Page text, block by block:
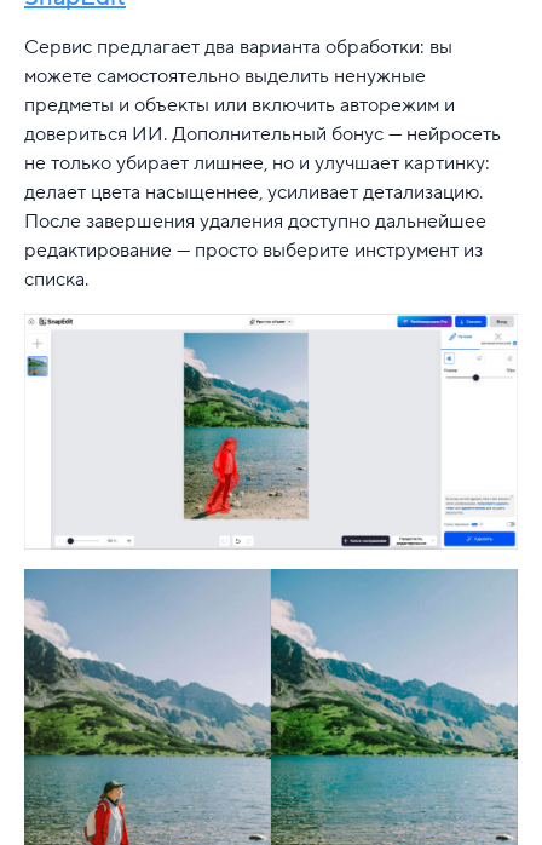
Сервис предлагает два варианта обработки: вы
можете самостоятельно выделить ненужные
предметы и объекты или включить авторежим и
довериться ИИ. Дополнительный бонус — нейросеть
не только убирает лишнее, но и улучшает картинку:
делает цвета насыщеннее, усиливает детализацию.
После завершения удаления доступно дальнейшее
редактирование — просто выберите инструмент из
списка.